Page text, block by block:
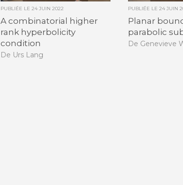
PUBLIÉE LE 24 JUIN 2022
A combinatorial higher
rank hyperbolicity
condition
De Urs Lang
PUBLIÉE LE24 JUIN
Planar
parabolic
De Genevieve